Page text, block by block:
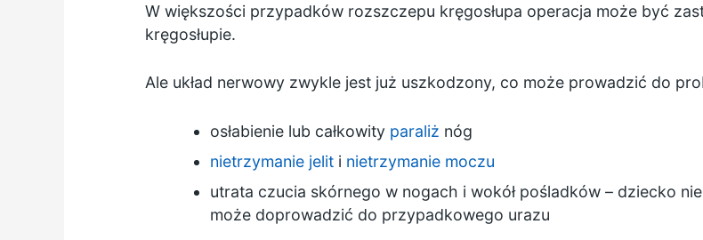
W większości przypadków rozszczepu kręgosłupa operacja może być
kręgosłupie.
Ale układ nerwowy zwykle jest już uszkodzony, co może prowadzić do
osłabienie lub całkowity paraliż nóg
nietrzymanie jelit i nietrzymanie moczu
utrata czucia skórnego w nogach i wokół pośladków – dziecko
może doprowadzić do przypadkowego urazu